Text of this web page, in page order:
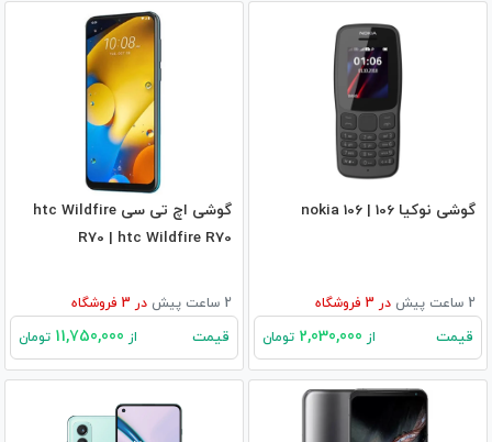
گوشی نوکیا 106 | nokia 106
2 ساعت پیش در فروشگاه
قیمت از تومان
گوشی اچ تی سی htc Wildfire
R70 | htc Wildfire R70
2 ساعت پیش در فروشگاه
قیمت از تومان